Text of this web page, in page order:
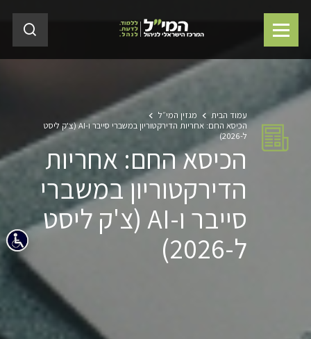
עמוד הבית
מגזין המי״ל
הכיסא החם: אחריות הדירקטוריון במשברי סייבר ו-AI (צ'ק ליסט
ל-2026)
הכיסא החם: אחריות
הדירקטוריון במשברי
סייבר ו-AI (צ'ק ליסט
ל-2026)